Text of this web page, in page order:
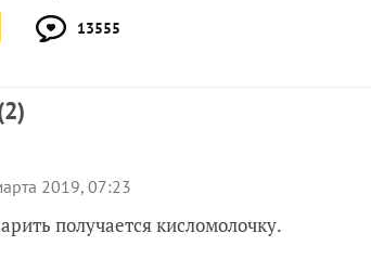
13555
2)
2019, 07:23
получается кисломолочку.